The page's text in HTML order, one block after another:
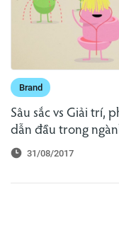
Brand
Sâu sắc vs Giải trí,
dẫn đầu trong
31/08/2017